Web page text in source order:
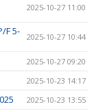
2025-10-27 11:00
F 5-
2025-10-27 10:44
2025-10-27 09:20
2025-10-23 14:17
2025-10-23 13:55